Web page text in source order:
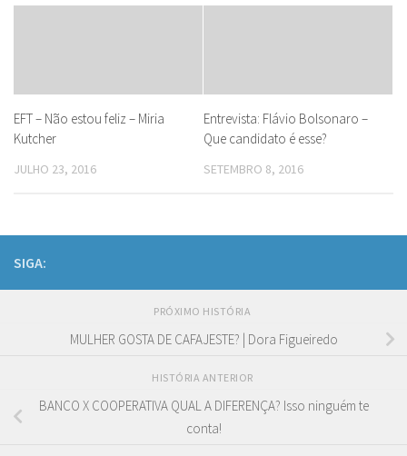
EFT – Não estou feliz – Miria
Kutcher
JULHO 23, 2016
Entrevista: Flávio Bolsonaro –
Que candidato é esse?
SETEMBRO 8, 2016
SIGA:
PRÓXIMO HISTÓRIA
MULHER GOSTA DE CAFAJESTE? | Dora Figueiredo
HISTÓRIA ANTERIOR
BANCO X COOPERATIVA QUAL A DIFERENÇA? Isso ninguém te
conta!